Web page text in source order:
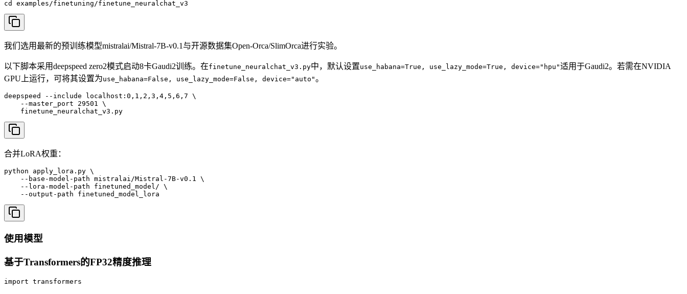
我们选用最新的预训练模型mistralai/Mistral-7B-v0.1与开源数据集Open-Orca/SlimOrca进行实验。
以下脚本采用deepspeed zero2模式启动8卡Gaudi2训练。在finetune_neuralchat_v3.py中，默认设置use_habana=True, use_lazy_mode=True, device="hpu"适用于Gaudi2。若需在NVIDIA
GPU上运行，可将其设置为use_habana=False, use_lazy_mode=False, device="auto"。
deepspeed --include localhost:0,1,2,3,4,5,6,7 \
    --master_port 29501 \
    finetune_neuralchat_v3.py
合并LoRA权重：
python apply_lora.py \
    --base-model-path mistralai/Mistral-7B-v0.1 \
    --lora-model-path finetuned_model/ \
    --output-path finetuned_model_lora
使用模型
基于Transformers的FP32精度推理
import transformers